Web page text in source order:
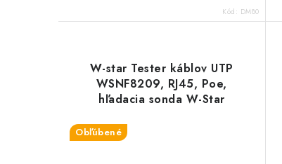
Kód: DM80
W-star Tester káblov UTP
WSNF8209, RJ45, Poe,
hľadacia sonda W-Star
Obľúbené